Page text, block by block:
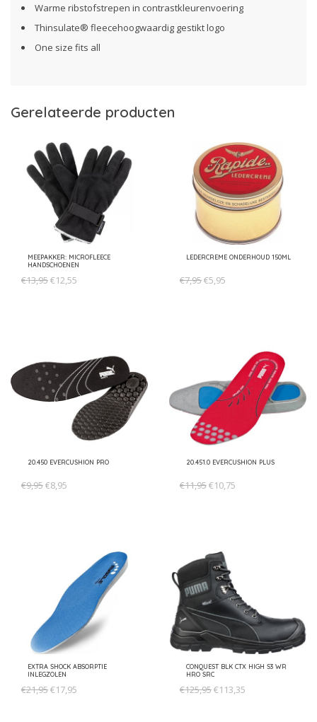
Warme ribstofstrepen in contrastkleurenvoering
Thinsulate® fleecehoogwaardig gestikt logo
One size fits all
Gerelateerde producten
MEEPAKKER: MICROFLEECE
HANDSCHOENEN
€13,95€12,55
LEDERCREME ONDERHOUD 150ML
€7,95€5,95
20.450 EVERCUSHION PRO
€9,95€8,95
20.451.0 EVERCUSHION PLUS
€11,95€10,75
EXTRA SHOCK ABSORPTIE
INLEGZOLEN
€21,95€17,95
CONQUEST BLK CTX HIGH S3 WR
HRO SRC
€125,95€113,35